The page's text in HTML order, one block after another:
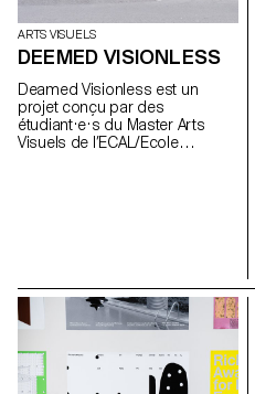
ARTS VISUELS
DEEMED VISIONLESS
Deamed Visionless est un
projet conçu par des
étudiant·e·s du Master Arts
Visuels de l’ECAL/Ecole